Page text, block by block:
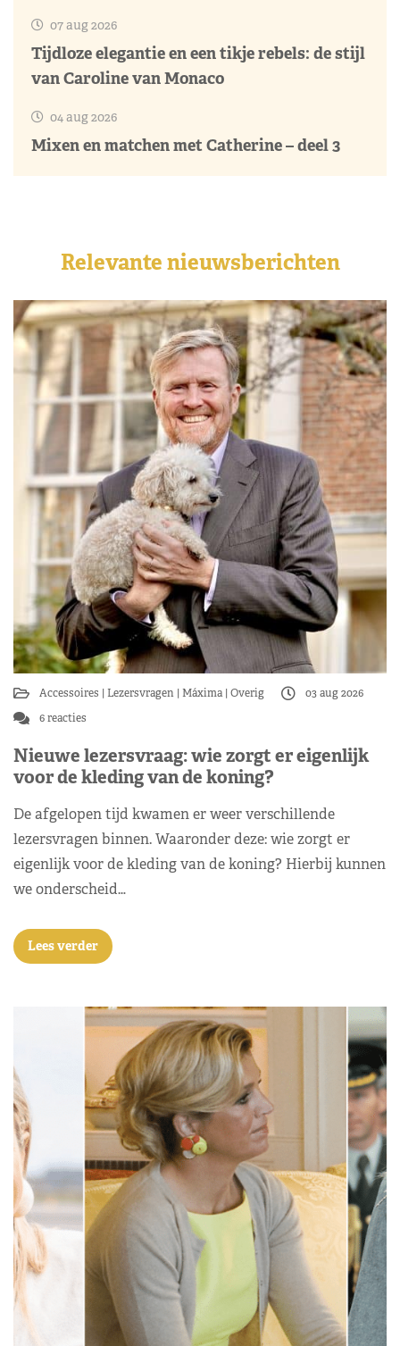
07 aug 2026
Tijdloze elegantie en een tikje rebels: de stijl
van Caroline van Monaco
04 aug 2026
Mixen en matchen met Catherine – deel 3
Relevante nieuwsberichten
Accessoires Lezersvragen Máxima Overig
03 aug 2026
6 reacties
Nieuwe lezersvraag: wie zorgt er eigenlijk
voor de kleding van de koning?
De afgelopen tijd kwamen er weer verschillende
lezersvragen binnen. Waaronder deze: wie zorgt er
eigenlijk voor de kleding van de koning? Hierbij kunnen
we onderscheid…
Lees verder